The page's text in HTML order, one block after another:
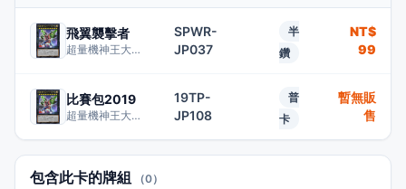
飛翼襲擊者
超量機神王大帝巨神
SPWR-
JP037
半
鑽
NT$
99
比賽包2019
超量機神王大帝巨神
19TP-
JP108
普
卡
暫無販
售
包含此卡的牌組 （0）